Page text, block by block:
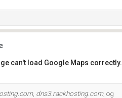
can't load Google Maps correctly.
, dns3.rackhosting.com, og